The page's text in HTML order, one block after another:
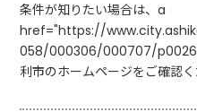
条件が知りたい場合は、a
href="https://
058/000306/000707/
利市のホームページをご確認く